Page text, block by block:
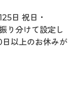
日 祝日・
り分けて設定し
日以上のお休みが